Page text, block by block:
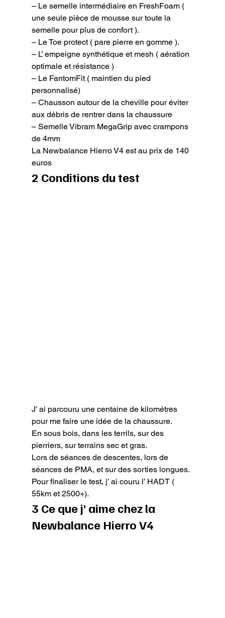
– Le semelle intermédiaire en FreshFoam (
une seule pièce de mousse sur toute la
semelle pour plus de confort ).
– Le Toe protect ( pare pierre en gomme ).
– L’ empeigne synthétique et mesh ( aération
optimale et résistance )
– Le FantomFit ( maintien du pied
personnalisé)
– Chausson autour de la cheville pour éviter
aux débris de rentrer dans la chaussure
– Semelle Vibram MegaGrip avec crampons
de 4mm
La Newbalance Hierro V4 est au prix de 140
euros
2 Conditions du test
J’ ai parcouru une centaine de kilométres
pour me faire une idée de la chaussure.
En sous bois, dans les terrils, sur des
pierriers, sur terrains sec et gras.
Lors de séances de descentes, lors de
séances de PMA, et sur des sorties longues.
Pour finaliser le test, j’ ai couru l’ HADT (
55km et 2500+).
3 Ce que j’ aime chez la
Newbalance Hierro V4